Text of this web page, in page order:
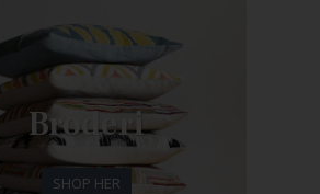
Broderi
SHOP HER